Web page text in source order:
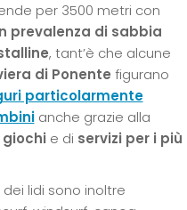
per 3500 metri con
prevalenza di sabbia
, tant’è che alcune
di Ponente figurano
particolarmente
anche grazie alla
e di servizi per i più
lidi sono inoltre